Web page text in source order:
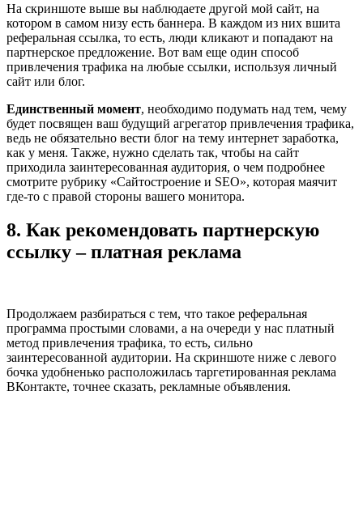
На скриншоте выше вы наблюдаете другой мой сайт, на
котором в самом низу есть баннера. В каждом из них вшита
реферальная ссылка, то есть, люди кликают и попадают на
партнерское предложение. Вот вам еще один способ
привлечения трафика на любые ссылки, используя личный
сайт или блог.
Единственный момент, необходимо подумать над тем, чему
будет посвящен ваш будущий агрегатор привлечения трафика,
ведь не обязательно вести блог на тему интернет заработка,
как у меня. Также, нужно сделать так, чтобы на сайт
приходила заинтересованная аудитория, о чем подробнее
смотрите рубрику «Сайтостроение и SEO», которая маячит
где-то с правой стороны вашего монитора.
8. Как рекомендовать партнерскую
ссылку – платная реклама
Продолжаем разбираться с тем, что такое реферальная
программа простыми словами, а на очереди у нас платный
метод привлечения трафика, то есть, сильно
заинтересованной аудитории. На скриншоте ниже с левого
бочка удобненько расположилась таргетированная реклама
ВКонтакте, точнее сказать, рекламные объявления.